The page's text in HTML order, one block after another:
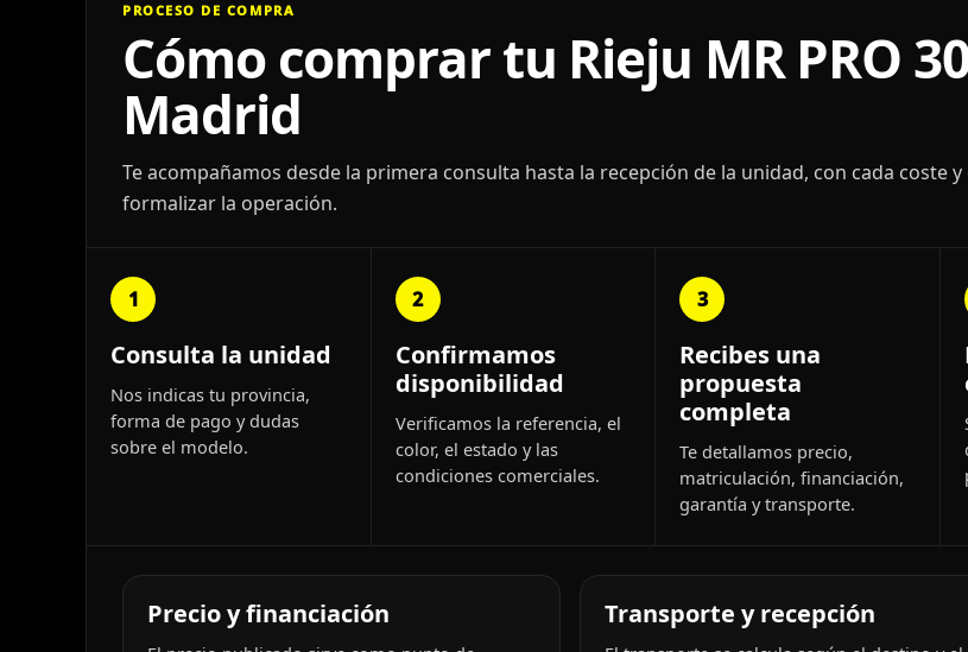
PROCESO DE COMPRA
Cómo comprar tu Rieju MR PRO
Madrid
Te acompañamos desde la primera consulta hasta la recepción de la unidad, con cada coste
formalizar la operación.
1
Consulta la unidad
Nos indicas tu provincia,
forma de pago y dudas
sobre el modelo.
2
Confirmamos
disponibilidad
Verificamos la referencia, el
color, el estado y las
condiciones comerciales.
3
Recibes una
propuesta
completa
Te detallamos precio,
matriculación, financiación,
garantía y transporte.
Precio y financiación Transporte y recepción